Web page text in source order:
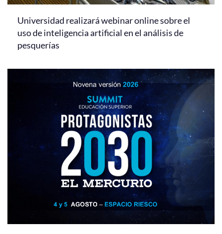
Universidad realizará webinar online sobre el
uso de inteligencia artificial en el análisis de
pesquerías